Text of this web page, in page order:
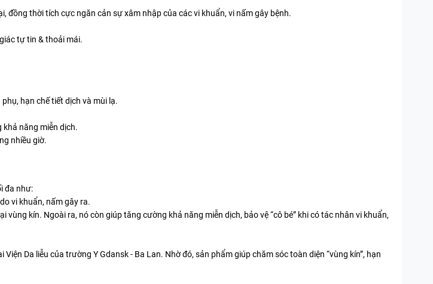
đồng thời tích cực ngăn cản sự xâm nhập của các vi khuẩn, vi nấm gây bệnh.
tự tin & thoải mái.
hạn chế tiết dịch và mùi lạ.
khả năng miễn dịch.
nhiều giờ.
đa như:
vi khuẩn, nấm gây ra.
kín. Ngoài ra, nó còn giúp tăng cường khả năng miễn dịch, bảo vệ “cô bé” khi có tác nhân vi khuẩn,
Da liễu của trường Y Gdansk - Ba Lan. Nhờ đó, sản phẩm giúp chăm sóc toàn diện “vùng kín”, hạn